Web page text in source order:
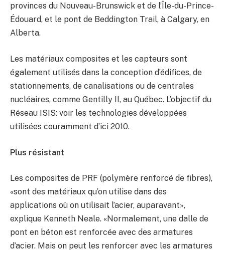
provinces du Nouveau-Brunswick et de l’Île-du-Prince-
Édouard, et le pont de Beddington Trail, à Calgary, en
Alberta.
Les matériaux composites et les capteurs sont
également utilisés dans la conception d’édifices, de
stationnements, de canalisations ou de centrales
nucléaires, comme Gentilly II, au Québec. L’objectif du
Réseau ISIS: voir les technologies développées
utilisées couramment d’ici 2010.
Plus résistant
Les composites de PRF (polymère renforcé de fibres),
«sont des matériaux qu’on utilise dans des
applications où on utilisait l’acier, auparavant»,
explique Kenneth Neale. «Normalement, une dalle de
pont en béton est renforcée avec des armatures
d’acier. Mais on peut les renforcer avec les armatures